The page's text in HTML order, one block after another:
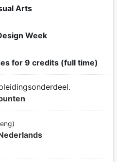
Arts
Week
for 9 credits (full time)